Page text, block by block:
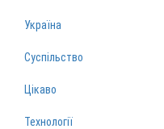
Україна
Суспільство
Цікаво
Технології